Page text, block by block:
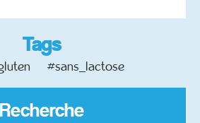
Tags
#sans_lactose
Recherche